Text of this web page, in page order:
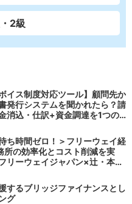
2級
イス制度対応ツール】顧問先か
発行システムを聞かれたら？請
消込・仕訳+資金調達を1つの
ち時間ゼロ！＞フリーウェイ経
所の効率化とコスト削減を実
リーウェイジャパン×辻・本郷
するブリッジファイナンスとし
グ